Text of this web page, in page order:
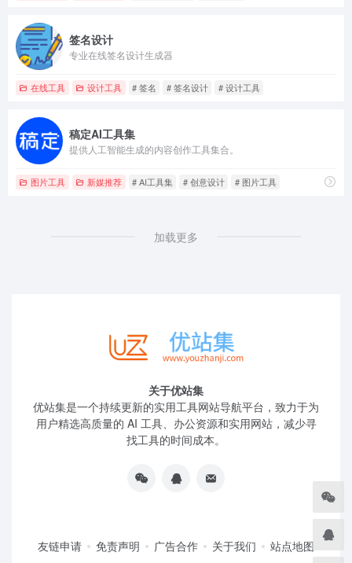
签名设计
专业在线签名设计生成器
在线工具 设计工具 # 签名 # 签名设计 # 设计工具
稿定AI工具集
提供人工智能生成的内容创作工具集合。
图片工具 新媒推荐 # AI工具集 # 创意设计 # 图片工具
加载更多
关于优站集
优站集是一个持续更新的实用工具网站导航平台，致力于为
用户精选高质量的 AI 工具、办公资源和实用网站，减少寻
找工具的时间成本。
友链申请 免责声明 广告合作 关于我们 站点地图